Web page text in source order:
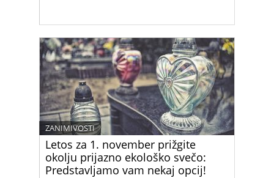
Letos za 1. november prižgite
okolju prijazno ekološko svečo:
Predstavljamo vam nekaj opcij!
ZANIMIVOSTI